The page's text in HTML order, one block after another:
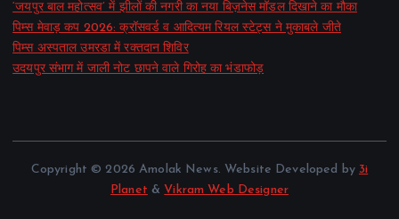
‘जयपुर बाल महोत्सव’ में झीलों की नगरी का नया बिज़नेस मॉडल दिखाने का मौका
पिम्स मेवाड़ कप 2026: क्रॉसवर्ड व आदित्यम रियल स्टेट्स ने मुकाबले जीते
पिम्स अस्पताल उमरडा में रक्तदान शिविर
उदयपुर संभाग में जाली नोट छापने वाले गिरोह का भंडाफोड़
Copyright © 2026 Amolak News. Website Developed by 3i
Planet & Vikram Web Designer